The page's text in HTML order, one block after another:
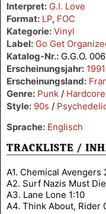
Interpret: G.I. Love
Format: LP, FOC
Kategorie: Vinyl
Label: Go Get
Katalog-Nr.: G.G.O.
Erscheinungsjahr: 1991
Erscheinungsland:
Genre: Punk / Hardcore
Style: 90s /
Sprache: Englisch
TRACKLISTE /
A1. Chemical Avengers
A2. Surf Nazis Must
A3. Lane Lone 1:10
A4. Think About, Rider